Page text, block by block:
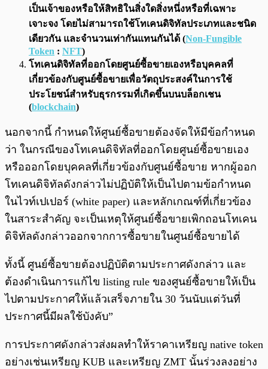
เป็นเจ้าของหรือให้สิทธิในสิ่งใดสิ่งหนึ่งหรือที่เฉพาะ
เจาะจง โดยไม่สามารถใช้โทเคนดิจิทัลประเภทและชนิด
เดียวกัน และจำนวนเท่ากันแทนกันได้ (Non-Fungible
Token : NFT)
โทเคนดิจิทัลที่ออกโดยศูนย์ซื้อขายเองหรือบุคคลที่
เกี่ยวข้องกับศูนย์ซื้อขายเพื่อวัตถุประสงค์ในการใช้
ประโยชน์สำหรับธุรกรรมที่เกิดขึ้นบนบล็อกเชน
(blockchain)
นอกจากนี้ กำหนดให้ศูนย์ซื้อขายต้องจัดให้มีข้อกำหนด
ว่า ในกรณีของโทเคนดิจิทัลที่ออกโดยศูนย์ซื้อขายเอง
หรือออกโดยบุคคลที่เกี่ยวข้องกับศูนย์ซื้อขาย หากผู้ออก
โทเคนดิจิทัลดังกล่าวไม่ปฏิบัติให้เป็นไปตามข้อกำหนด
ในไวท์เปเปอร์ (white paper) และหลักเกณฑ์ที่เกี่ยวข้อง
ในสาระสำคัญ จะเป็นเหตุให้ศูนย์ซื้อขายเพิกถอนโทเคน
ดิจิทัลดังกล่าวออกจากการซื้อขายในศูนย์ซื้อขายได้
ทั้งนี้ ศูนย์ซื้อขายต้องปฏิบัติตามประกาศดังกล่าว และ
ต้องดำเนินการแก้ไข listing rule ของศูนย์ซื้อขายให้เป็น
ไปตามประกาศให้แล้วเสร็จภายใน 30 วันนับแต่วันที่
ประกาศนี้มีผลใช้บังคับ”
การประกาศดังกล่าวส่งผลทำให้ราคาเหรียญ native token
อย่างเช่นเหรียญ KUB และเหรียญ ZMT นั้นร่วงลงอย่าง